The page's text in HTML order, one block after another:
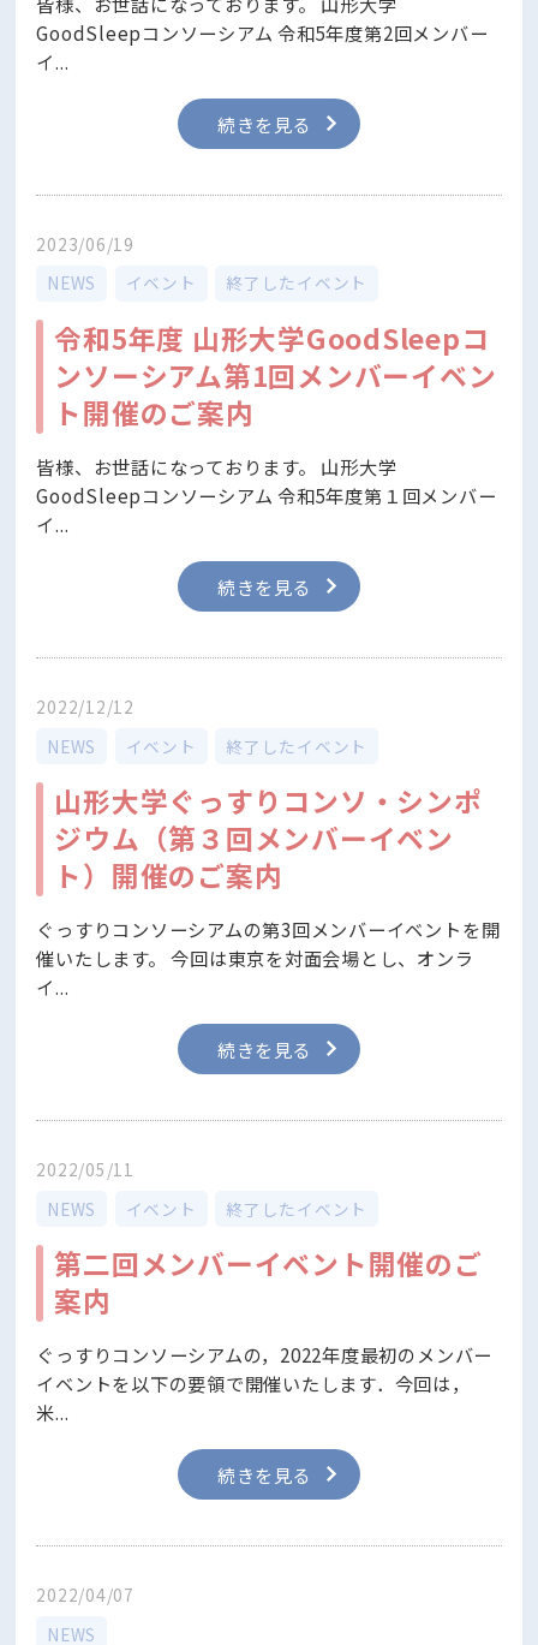
GoodSleepコンソーシアム 令和5年度第2回メンバー
イ...
続きを見る
2023/06/19
NEWS
イベント 終了したイベント
令和5年度 山形大学GoodSleepコ
ンソーシアム第1回メンバーイベン
ト開催のご案内
皆様、お世話になっております。 山形大学
GoodSleepコンソーシアム 令和5年度第１回メンバー
イ...
続きを見る
2022/12/12
NEWS
イベント 終了したイベント
山形大学ぐっすりコンソ・シンポ
ジウム（第３回メンバーイベン
ト）開催のご案内
ぐっすりコンソーシアムの第3回メンバーイベントを開
催いたします。 今回は東京を対面会場とし、オンラ
イ...
続きを見る
2022/05/11
NEWS
イベント 終了したイベント
第二回メンバーイベント開催のご
案内
ぐっすりコンソーシアムの，2022年度最初のメンバー
イベントを以下の要領で開催いたします．今回は，
米...
続きを見る
2022/04/07
NEWS